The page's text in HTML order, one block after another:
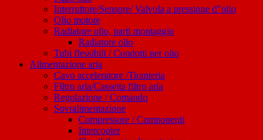
Interruttore/Sensore/ Valvola a pressione d"olio
Olio motore
Radiatore olio, parti montaggio
Radiatore olio
Tubi flessibili / Condotti per olio
Alimentazione aria
Cavo acceleratore /Tiranteria
Filtro aria/Cassetta filtro aria
Regolazione / Comando
Sovralimentazione
Compressore / Componenti
Intercooler